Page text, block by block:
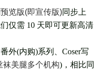
预览版(即宣传版)同步上
仅需 10 天即可更新高清
外(内购)系列、Coser写
袜美腿多个机构)，相比同